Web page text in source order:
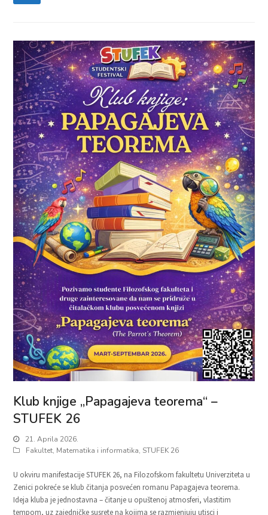
Klub knjige „Papagajeva teorema“ –
STUFEK 26
21. Aprila 2026.
Fakultet, Matematika i informatika, STUFEK 26
U okviru manifestacije STUFEK 26, na Filozofskom fakultetu Univerziteta u
Zenici pokreće se klub čitanja posvećen romanu Papagajeva teorema.
Ideja kluba je jednostavna – čitanje u opuštenoj atmosferi, vlastitim
tempom, uz zajedničke susrete na kojima se razmjenjuju utisci i